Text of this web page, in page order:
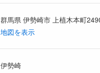
群馬県 伊勢崎市 上植木本町
地図を表示
伊勢崎